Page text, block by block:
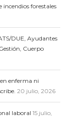
forestales
DUE, Ayudantes
Cuerpo
enferma ni
20 julio, 2026
laboral 15 julio,